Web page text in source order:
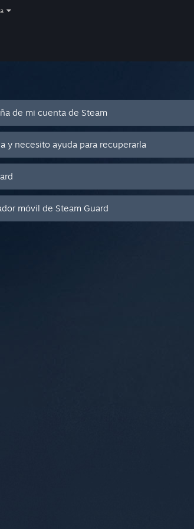
de mi cuenta de Steam
y necesito ayuda para recuperarla
móvil de Steam Guard